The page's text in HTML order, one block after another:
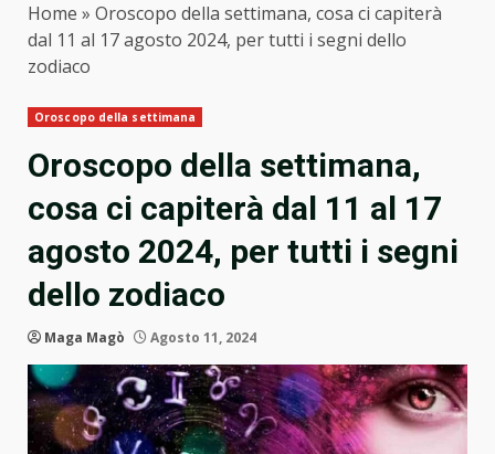
Home » Oroscopo della settimana, cosa ci capiterà
dal 11 al 17 agosto 2024, per tutti i segni dello
zodiaco
Oroscopo della settimana
Oroscopo della settimana,
cosa ci capiterà dal 11 al 17
agosto 2024, per tutti i segni
dello zodiaco
Maga Magò Agosto 11, 2024